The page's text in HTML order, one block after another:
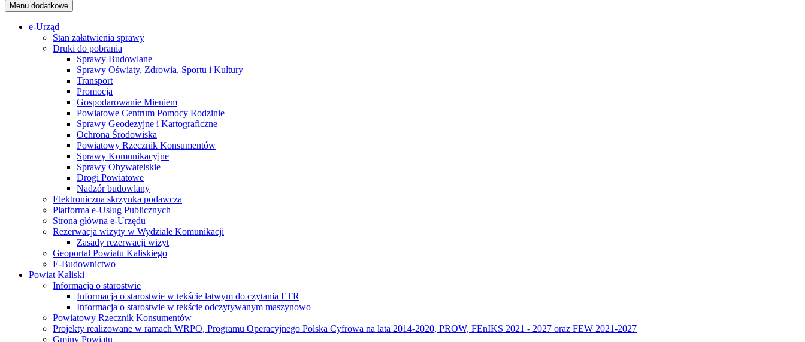
Menu dodatkowe
e-Urząd
Stan załatwienia sprawy
Druki do pobrania
Sprawy Budowlane
Sprawy Oświaty, Zdrowia, Sportu i Kultury
Transport
Promocja
Gospodarowanie Mieniem
Powiatowe Centrum Pomocy Rodzinie
Sprawy Geodezyjne i Kartograficzne
Ochrona Środowiska
Powiatowy Rzecznik Konsumentów
Sprawy Komunikacyjne
Sprawy Obywatelskie
Drogi Powiatowe
Nadzór budowlany
Elektroniczna skrzynka podawcza
Platforma e-Usług Publicznych
Strona główna e-Urzędu
Rezerwacja wizyty w Wydziale Komunikacji
Zasady rezerwacji wizyt
Geoportal Powiatu Kaliskiego
E-Budownictwo
Powiat Kaliski
Informacja o starostwie
Informacja o starostwie w tekście łatwym do czytania ETR
Informacja o starostwie w tekście odczytywanym maszynowo
Powiatowy Rzecznik Konsumentów
Projekty realizowane w ramach WRPO, Programu Operacyjnego Polska Cyfrowa na lata 2014-2020, PROW, FEnIKS 2021 - 2027 oraz FEW 2021-2027
Gminy Powiatu